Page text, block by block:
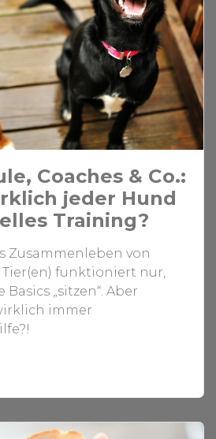
Coaches & Co.:
jeder Hund
Training?
Zusammenleben von
Tier(en) funktioniert nur,
„sitzen“. Aber
immer